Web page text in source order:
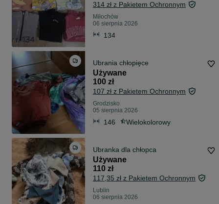
314 zł z Pakietem Ochronnym
Miłochów
06 sierpnia 2026
134
Ubrania chłopięce
Używane
100 zł
107 zł z Pakietem Ochronnym
Grodzisko
05 sierpnia 2026
146 Wielokolorowy
Ubranka dla chłopca
Używane
110 zł
117,35 zł z Pakietem Ochronnym
Lublin
06 sierpnia 2026